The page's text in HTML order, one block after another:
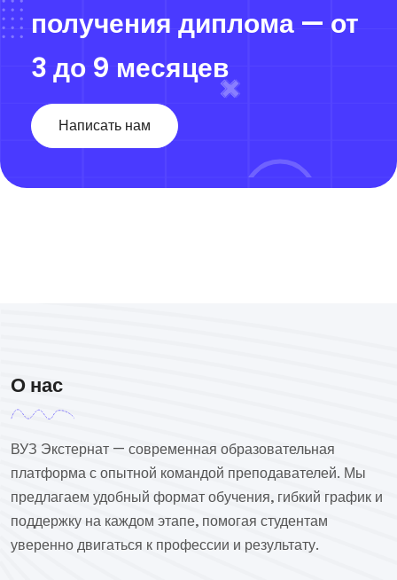
получения диплома — от
3 до 9 месяцев
Написать нам
О нас
ВУЗ Экстернат — современная образовательная
платформа с опытной командой преподавателей. Мы
предлагаем удобный формат обучения, гибкий график и
поддержку на каждом этапе, помогая студентам
уверенно двигаться к профессии и результату.